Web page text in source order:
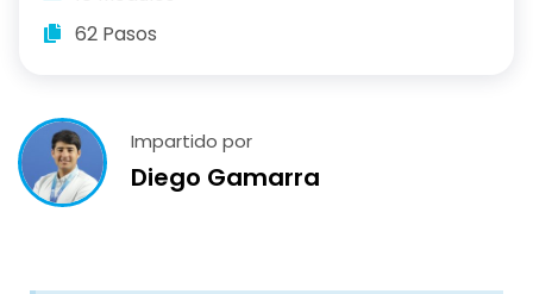
62 Pasos
Impartido por
Diego Gamarra